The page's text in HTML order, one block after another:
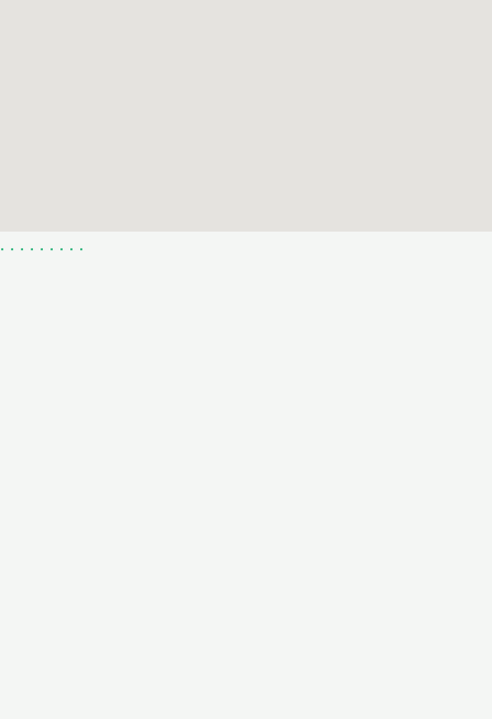
. . . . . . . . .